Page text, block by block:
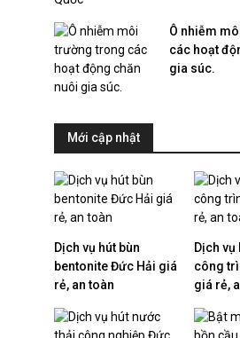
Ô nhiễm
các hoạt
gia súc.
Mới cập nhật
Dịch vụ hút bùn
bentonite Đức Hải giá
rẻ, an toàn
Dịch vụ
công
giá rẻ,